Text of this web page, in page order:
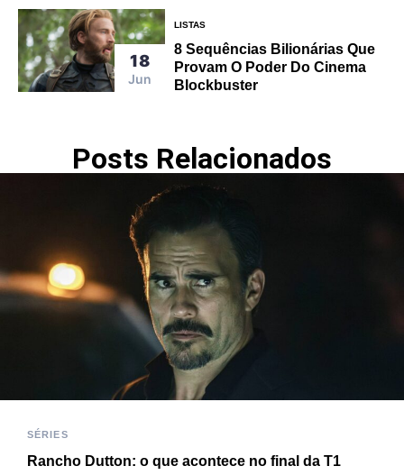
18
Jun
LISTAS
8 Sequências Bilionárias Que
Provam O Poder Do Cinema
Blockbuster
Posts Relacionados
SÉRIES
Rancho Dutton: o que acontece no final da T1